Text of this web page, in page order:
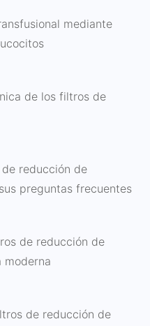
mediante
de los filtros de
reducción de
preguntas frecuentes
de reducción de
moderna
de reducción de